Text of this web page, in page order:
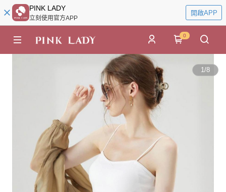
PINK LADY
立刻使用官方APP
開啟APP
0
1/8